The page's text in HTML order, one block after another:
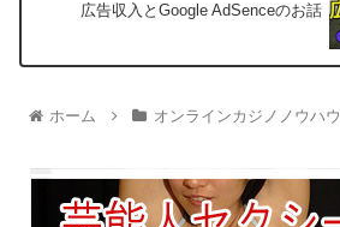
広告収入とGoogle AdSenceのお話
ホーム オンラインカジノノウハウ